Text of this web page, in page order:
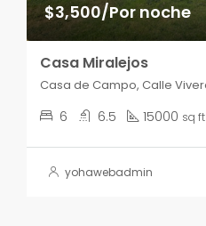
$3,500/Por noche
Casa Miralejos
6 6.5 15000 sq ft
yohawebadmin